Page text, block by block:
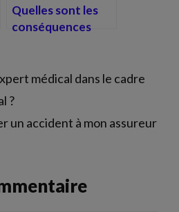
Quelles sont les
conséquences
route dans lequel il
y a des blessures ?
médical dans le cadre
?
un accident à mon assureur